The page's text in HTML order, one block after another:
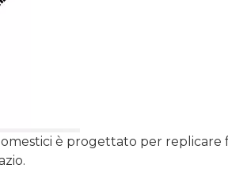
è progettato per